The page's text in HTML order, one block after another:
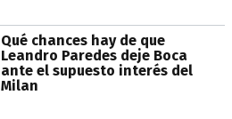
Qué chances hay de que
Leandro Paredes deje Boca
ante el supuesto interés del
Milan